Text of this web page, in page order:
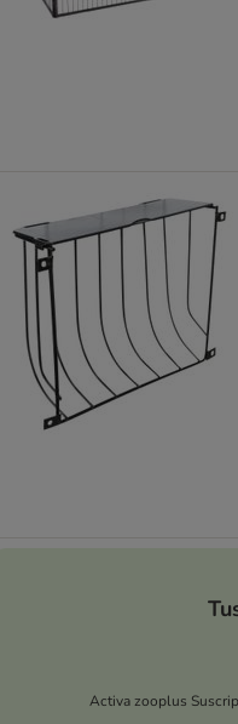
Activa zooplus